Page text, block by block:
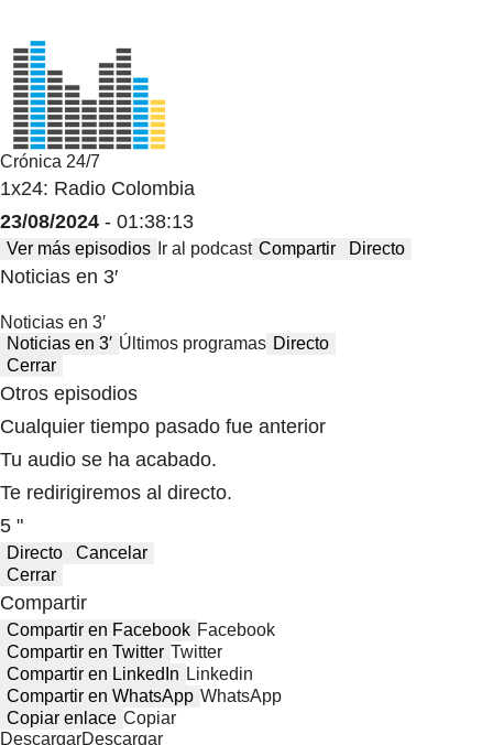
Crónica 24/7
1x24: Radio Colombia
23/08/2024 - 01:38:13
Ver más episodios Ir al podcast Compartir Directo
Noticias en 3′
Noticias en 3′
Noticias en 3′ Últimos programas Directo
Cerrar
Otros episodios
Cualquier tiempo pasado fue anterior
Tu audio se ha acabado.
Te redirigiremos al directo.
5 "
Directo
Cancelar
Cerrar
Compartir
Compartir en Facebook Facebook
Compartir en Twitter Twitter
Compartir en LinkedIn Linkedin
Compartir en WhatsApp WhatsApp
Copiar enlace Copiar
DescargarDescargar